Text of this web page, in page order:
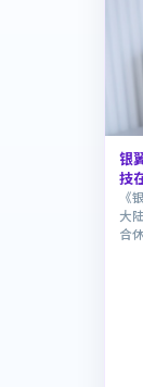
银
技
《
大
合